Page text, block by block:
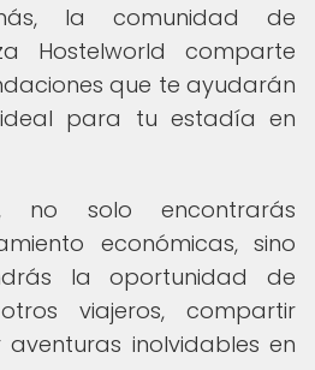
la comunidad de
Hostelworld comparte
que te ayudarán
para tu estadía en
no solo encontrarás
económicas, sino
la oportunidad de
viajeros, compartir
aventuras inolvidables en